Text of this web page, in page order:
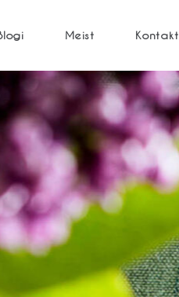
Meist Kontakt